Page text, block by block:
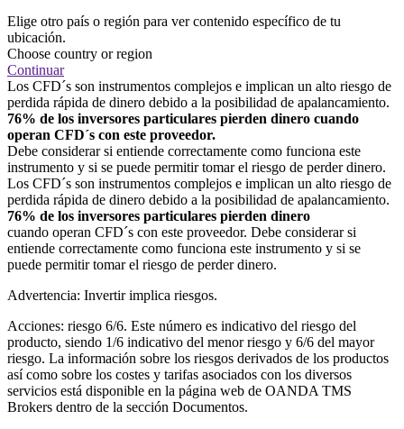
Elige otro país o región para ver contenido específico de tu
ubicación.
Choose country or region
Continuar
Los CFD´s son instrumentos complejos e implican un alto riesgo de
perdida rápida de dinero debido a la posibilidad de apalancamiento.
76% de los inversores particulares pierden dinero cuando
operan CFD´s con este proveedor.
Debe considerar si entiende correctamente como funciona este
instrumento y si se puede permitir tomar el riesgo de perder dinero.
Los CFD´s son instrumentos complejos e implican un alto riesgo de
perdida rápida de dinero debido a la posibilidad de apalancamiento.
76% de los inversores particulares pierden dinero
cuando operan CFD´s con este proveedor. Debe considerar si
entiende correctamente como funciona este instrumento y si se
puede permitir tomar el riesgo de perder dinero.
Advertencia: Invertir implica riesgos.
Acciones: riesgo 6/6. Este número es indicativo del riesgo del
producto, siendo 1/6 indicativo del menor riesgo y 6/6 del mayor
riesgo. La información sobre los riesgos derivados de los productos
así como sobre los costes y tarifas asociados con los diversos
servicios está disponible en la página web de OANDA TMS
Brokers dentro de la sección Documentos.